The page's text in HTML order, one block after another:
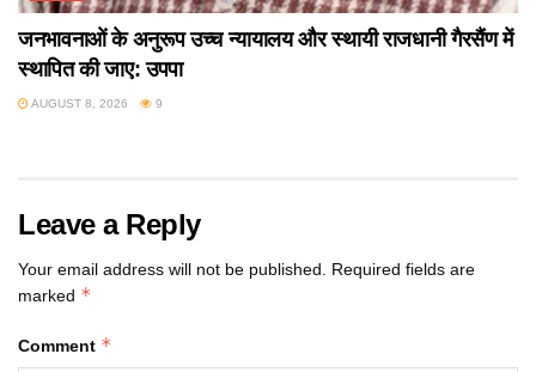
जनभावनाओं के अनुरूप उच्च न्यायालय और स्थायी राजधानी गैरसैंण में
स्थापित की जाए: उपपा
AUGUST 8, 2026 9
Leave a Reply
Your email address will not be published. Required fields are
marked *
Comment *